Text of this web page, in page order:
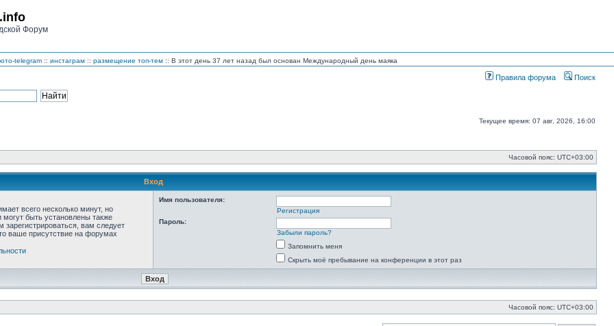
Форум
telegram :: инстаграм :: размещение топ-тем :: В этот день 37 лет назад был основан Международный день маяка
Правила форума Поиск
Текущее время: 07 авг, 2026, 16:00
Часовой пояс: UTC+03:00
Вход
всего несколько минут, но
быть установлены также
зарегистрироваться, вам следует
ваше присутствие на форумах
Имя пользователя:
Регистрация
Пароль:
Забыли пароль?
Запомнить меня
Скрыть моё пребывание на конференции в этот раз
Часовой пояс: UTC+03:00